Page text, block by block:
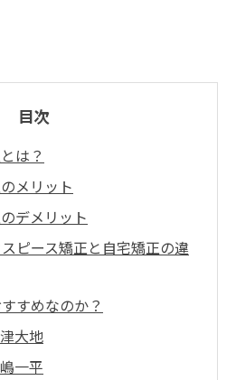
目次
は？
メリット
デメリット
ピース矯正と自宅矯正の違
すめなのか？
大地
一平